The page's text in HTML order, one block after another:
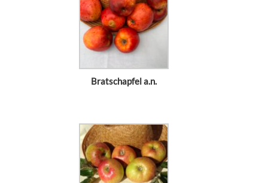
Bratschapfel a.n.